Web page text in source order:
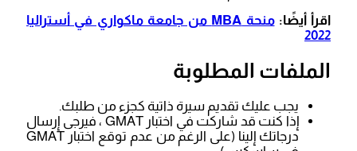
اقرأ أيضًا:
منحة MBA من جامعة ماكواري في أستراليا
2022
الملفات المطلوبة
يجب عليك تقديم سيرة ذاتية كجزء من طلبك.
إذا كنت قد شاركت في اختبار GMAT ، فيرجى إرسال
درجاتك إلينا (على الرغم من عدم توقع اختبار GMAT